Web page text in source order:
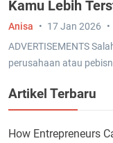
Kamu Lebih
ADVERTISEMENTS
perusahaan atau
Anisa 17 Jan 2026
Artikel Terbaru
How Entrepreneurs